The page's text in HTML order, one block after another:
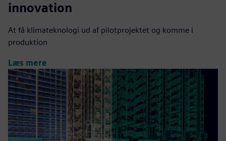
innovation
At få klimateknologi ud af pilotprojektet og komme i
produktion
Læs mere